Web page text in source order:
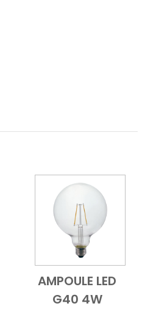
Add to Cart
Vue
AMPOULE LED
G40 4W